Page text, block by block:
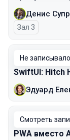
Денис
Зал 3
Не
SwiftUI: Hitch
Эдуард
Смотреть
PWA вместо